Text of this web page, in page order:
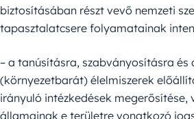
biztosításában részt vevő nemzeti
tapasztalatcsere folyamatainak
– a tanúsításra, szabványosításra és
(környezetbarát) élelmiszerek
irányuló intézkedések megerősítése,
államainak e területre vonatkozó